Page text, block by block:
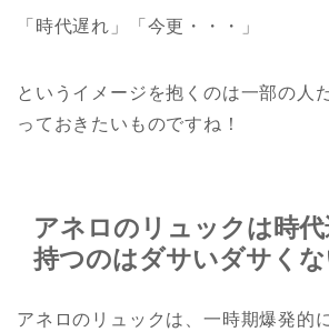
「時代遅れ」「今更・・・」
というイメージを抱くのは一部の人
っておきたいものですね！
アネロのリュックは時
持つのはダサいダサく
アネロのリュックは、一時期爆発的